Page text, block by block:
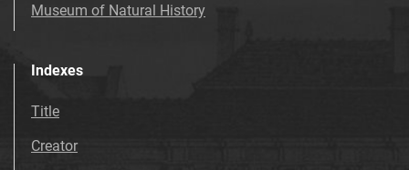
Museum of Natural History
Indexes
Title
Creator